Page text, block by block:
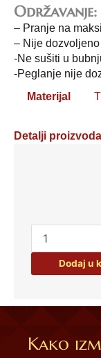
Održavanje:
– Pranje na
– Nije
-Ne sušiti u
-Peglanje nije
Materijal
Detalji
biserima
sivi
količina
Dodaj u
Kako